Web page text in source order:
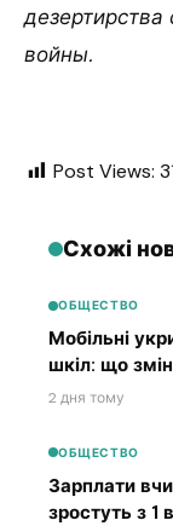
войны.
Post Views:
Схожі
ОБЩЕСТВО
Мобільні
шкіл: що
2 дня тому
ОБЩЕСТВО
Зарплати
зростуть з 1